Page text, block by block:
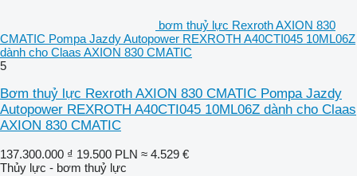
bơm thuỷ lực Rexroth AXION 830
CMATIC Pompa Jazdy Autopower REXROTH A40CTI045 10ML06Z
dành cho Claas AXION 830 CMATIC
5
Bơm thuỷ lực Rexroth AXION 830 CMATIC Pompa Jazdy
Autopower REXROTH A40CTI045 10ML06Z dành cho Claas
AXION 830 CMATIC
137.300.000 ₫ 19.500 PLN ≈ 4.529 €
Thủy lực - bơm thuỷ lực